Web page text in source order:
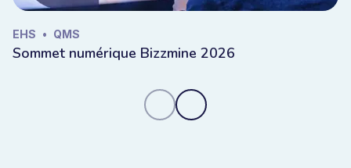
EHS • QMS
Sommet numérique Bizzmine 2026